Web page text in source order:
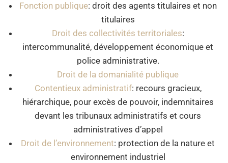
Fonction publique: droit des agents titulaires et non
titulaires
Droit des collectivités territoriales:
intercommunalité, développement économique et
police administrative.
Droit de la domanialité publique
Contentieux administratif: recours gracieux,
hiérarchique, pour excès de pouvoir, indemnitaires
devant les tribunaux administratifs et cours
administratives d’appel
Droit de l’environnement: protection de la nature et
environnement industriel